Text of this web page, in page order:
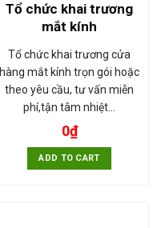
Tổ chức khai trương
mắt kính
Tổ chức khai trương cửa
hàng mắt kính trọn gói hoặc
theo yêu cầu, tư vấn miễn
phí,tận tâm nhiệt…
0₫
ADD TO CART